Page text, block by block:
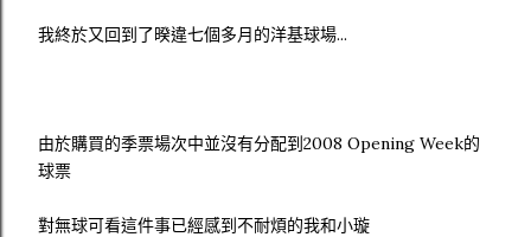
我終於又回到了暌違七個多月的洋基球場...
由於購買的季票場次中並沒有分配到2008 Opening Week的
球票
對無球可看這件事已經感到不耐煩的我和小璇